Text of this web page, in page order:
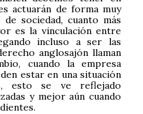
actuarán de forma muy
sociedad, cuanto más
es la vinculación entre
incluso a ser las
anglosajón llaman
cuando la empresa
estar en una situación
esto se ve reflejado
y mejor aún cuando